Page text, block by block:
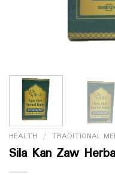
HEALTH / TRADITIONAL
Sila Kan Zaw